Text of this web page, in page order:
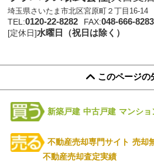
埼玉県さいたま市北区宮原町２丁目16-
TEL:0120-22-8282 FAX:048-666-8283
[定休日]水曜日（祝日は除く）
このページの
新築戸建 中古戸建 マンショ
不動産売却専門サイト 売却
不動産売却査定実績